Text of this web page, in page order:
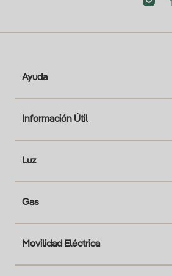
Ayuda
Información Útil
Luz
Gas
Movilidad Eléctrica